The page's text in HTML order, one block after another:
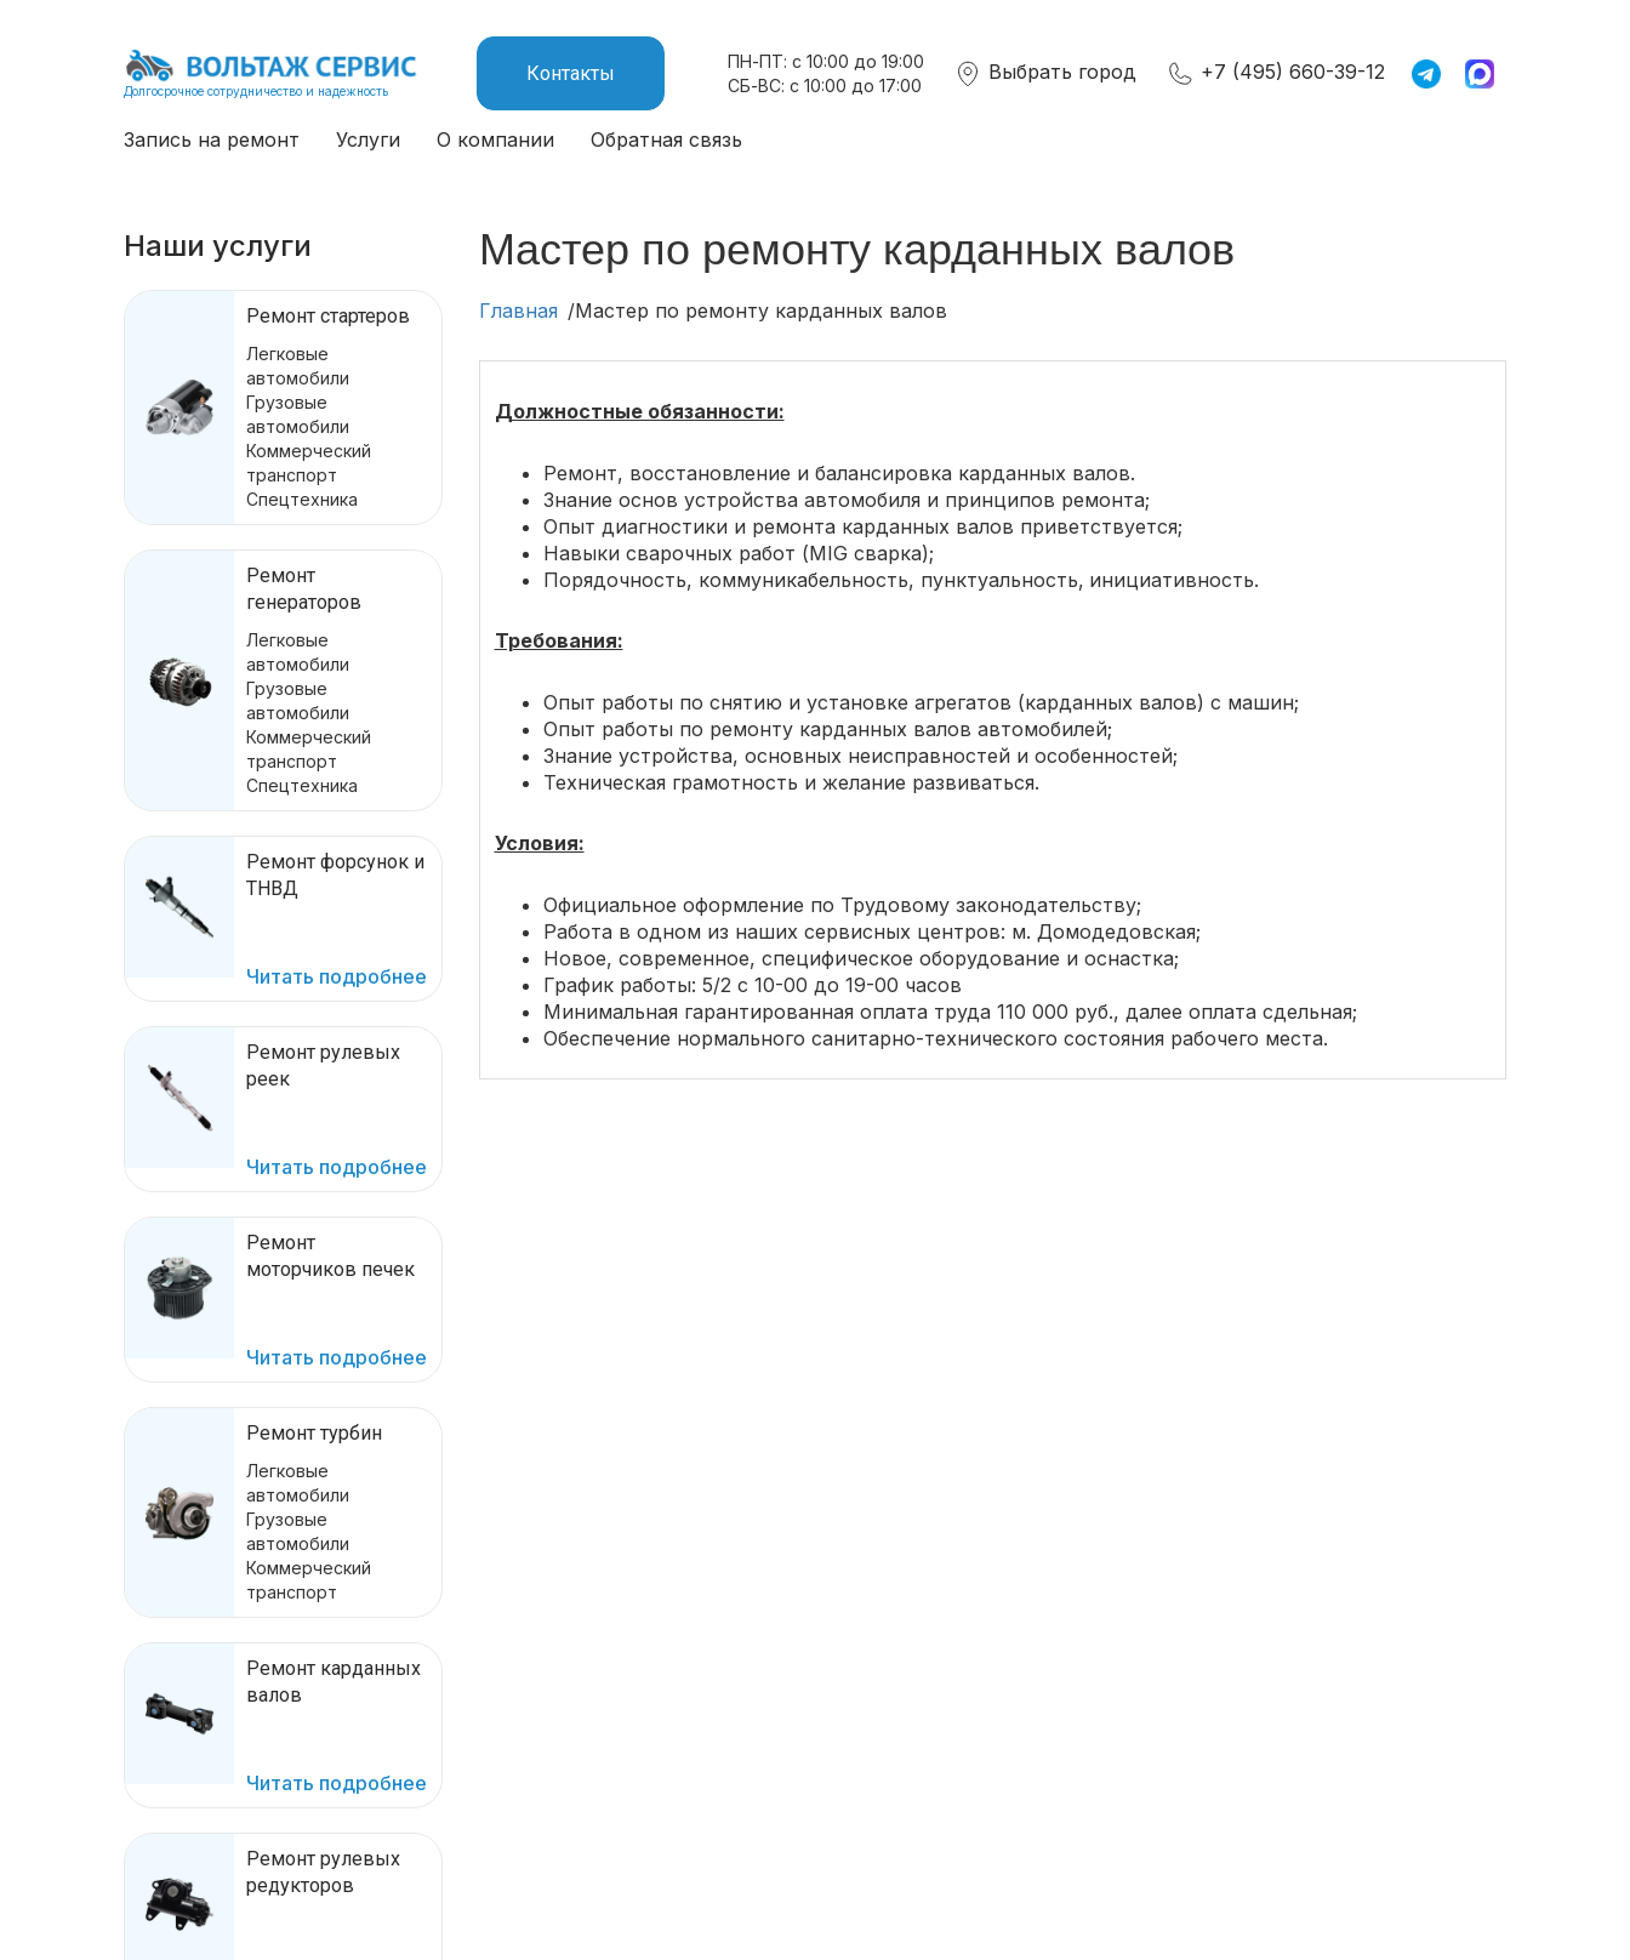
Долгосрочное сотрудничество и надежность
Запись на ремонт Услуги О компании Обратная связь
Контакты
ПН-ПТ: с 10:00 до 19:00
СБ-ВС: с 10:00 до 17:00
Выбрать город +7 (495) 660-39-12
Наши услуги
Ремонт стартеров
Легковые
автомобили
Грузовые
автомобили
Коммерческий
транспорт
Спецтехника
Ремонт
генераторов
Легковые
автомобили
Грузовые
автомобили
Коммерческий
транспорт
Спецтехника
Ремонт форсунок и
ТНВД
Читать подробнее
Ремонт рулевых
реек
Читать подробнее
Ремонт
моторчиков печек
Читать подробнее
Ремонт турбин
Легковые
автомобили
Грузовые
автомобили
Коммерческий
транспорт
Ремонт карданных
валов
Читать подробнее
Ремонт рулевых
редукторов
Мастер по ремонту карданных валов
Главная Мастер по ремонту карданных валов
Должностные обязанности:
Ремонт, восстановление и балансировка карданных валов.
Знание основ устройства автомобиля и принципов ремонта;
Опыт диагностики и ремонта карданных валов приветствуется;
Навыки сварочных работ (MIG сварка);
Порядочность, коммуникабельность, пунктуальность‚ инициативность.
Требования:
Опыт работы по снятию и установке агрегатов (карданных валов) с машин;
Опыт работы по ремонту карданных валов автомобилей;
Знание устройства, основных неисправностей и особенностей;
Техническая грамотность и желание развиваться.
Условия:
Официальное оформление по Трудовому законодательству;
Работа в одном из наших сервисных центров: м. Домодедовская;
Новое, современное, специфическое оборудование и оснастка;
График работы: 5/2 с 10-00 до 19-00 часов
Минимальная гарантированная оплата труда 110 000 руб., далее оплата сдельная;
Обеспечение нормального санитарно-технического состояния рабочего места.